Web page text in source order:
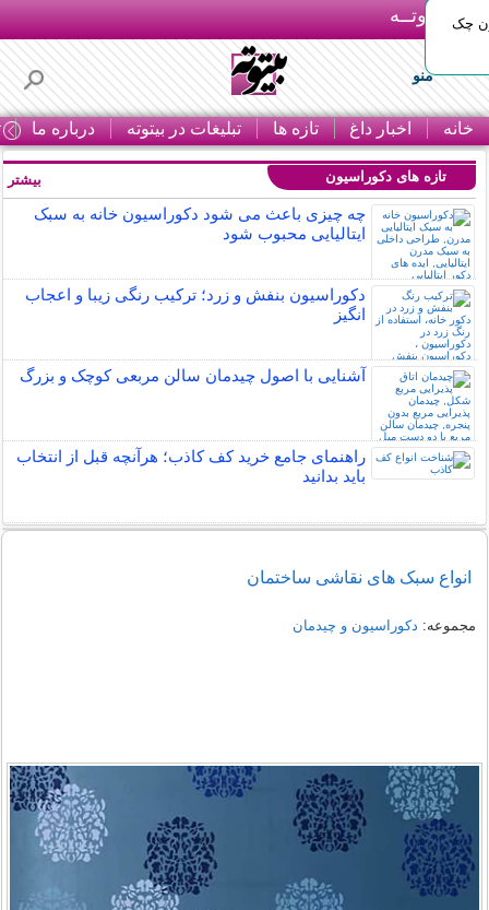
بـیتوتــه
منو
خانه اخبار داغ تازه ها تبلیغات در بیتوته درباره ما
چک
تازه های دکوراسیون
چه چیزی باعث می شود دکوراسیون خانه به سبک
ایتالیایی محبوب شود
دکوراسیون بنفش و زرد؛ ترکیب رنگی زیبا و اعجاب
انگیز
آشنایی با اصول چیدمان سالن مربعی کوچک و بزرگ
راهنمای جامع خرید کف کاذب؛ هرآنچه قبل از انتخاب
باید بدانید
بیشتر
انواع سبک های نقاشی ساختمان
مجموعه: دکوراسیون و چیدمان